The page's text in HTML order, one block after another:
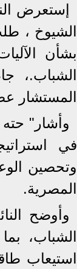
إستعرض
الشيوخ ،
بشأن
الشباب.،
المستشار
وأشار"
في
وتحصين
المصرية.
وأوضح
الشباب،
استيعاب